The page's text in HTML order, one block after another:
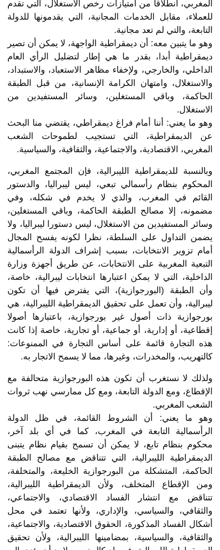
المغربي، انطلاقا من امتيازات رخص الاستغلال، التي تقدم
للعملاء، مقابل الخدمات المجانية، التي يقدمونها للدولة
التابعة، والتي لم تعد مجانية.
وهو ما يتبين معه: أن ديمقراطية الواجهة، لا يمكن أن تصير
ديمقراطية أبدا، بقدر ما هي إطار لتضليل الرأي العام
الداخلي، والخارجي، ولإخفاء مظاهر الاستعباد، والاستبداد،
والاستغلال، وامتهان الكرامة الإنسانية، من قبل الطبقة
الحاكمة، وباقي المستغلين، وسائر المستفيدين من
الاستغلال.
وهو ما يعني: أننا أمام فراغ ديمقراطي، يقتضي منا البحث
عن الديمقراطية، التي تستجيب لطموحات الشعب
المغربي، الاقتصادية، والاجتماعية، والثقافية، والسياسية.
وبالنسبة للديمقراطية الليبرالية، فإن المجتمع المغربي،
المحكوم بنظام رأسمالي تبعي، ليس ليبراليا، والدستور
القائم في المغرب، والذي لا يخدم في شكله، وفي
مضمونه، إلا مصالح الطبقة الحاكمة، وباقي المستغلين،
وسائر المستفيدين من الاستغلال، ليس دستورا ليبراليا، ولا
يضمن التداول على السلطة، نظرا لكونه يفسح المجال
أمام تزوير الانتخابات، بسبب إشراف الدولة الرأسمالية
التبعية المغربية على الانتخابات، عن طريق أجهزة وزارة
الداخلية، التي لا يمكن اعتبارها انتخابات ليبرالية، خاصة،
وأن الطبقة (البورجوازية)، التي يفترض فيها أن تكون
ليبرالية، وأن تعمل على تحقيق الديمقراطية الليبرالية، هي
بورجوازية ذات أصول غير بورجوازية، باعتبارها أصولا
إقطاعية، أو إدارية، أو جماعية، أو تجارية، خاصة إذا كانت
هذه التجارة قائمة على أساس التجارة في الممنوعات:
كالتهريب، والمخدرات، وغيرها، مما لا يسمح الاتجار به.
ولذلك لا نستغرب أن تكون هذه البورجوازية متحالفة مع
الإقطاع، ومع الدولة التابعة، ومع كل ممارسي نهب ثروات
الشعب المغربي.
وهو ما يعني: أن الشروط القائمة، في ظل الدولة
الرأسمالية التابعة في المغرب، كما في أي بلد آخر،
محكوم بنظام تابع، لا يمكن أن تسمح بقيام نظام يتبنى
الديمقراطية الليبرالية، التي تتناقض مع مصالح الطبقة
الحاكمة، المتشكلة من البورجوازية الخليعة، والمتخلفة،
ومن الإقطاع المتخلف، ولأن الديمقراطية الليبرالية،
تتناقض مع انتشار الفساد الاقتصادي، والاجتماعي،
والثقافي، والسياسي، والإداري، ولأنها تعتمد في محل
أشكال الفساد المذكورة، الحقوق الاقتصادية، والاجتماعية،
والثقافية، والسياسية، بمضامينها الليبرالية، ولأن تحقيق